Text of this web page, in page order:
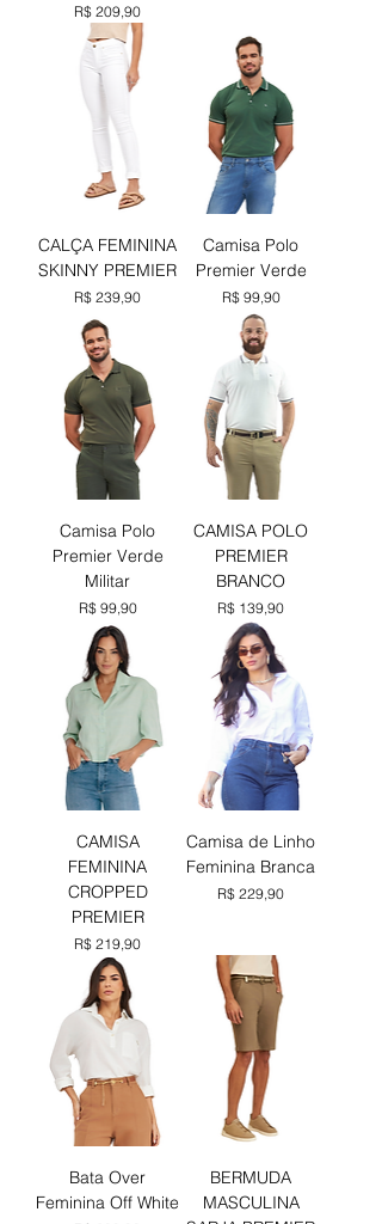
Preço
R$ 209,90
CALÇA FEMININA
SKINNY PREMIER
Preço
R$ 239,90
Camisa Polo
Premier Verde
Preço
R$ 99,90
Camisa Polo
Premier Verde
Militar
Preço
R$ 99,90
CAMISA POLO
PREMIER
BRANCO
Preço
R$ 139,90
CAMISA
FEMININA
CROPPED
PREMIER
Preço
R$ 219,90
Camisa de Linho
Feminina Branca
Preço
R$ 229,90
Bata Over
Feminina Off White
BERMUDA
MASCULINA